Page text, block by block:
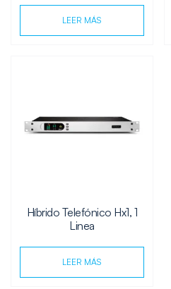
LEER MÁS
Híbrido Telefónico Hx1, 1
Linea
LEER MÁS